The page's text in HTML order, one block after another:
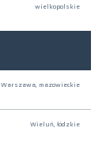
wielkopolskie
Warszawa, mazowieckie
Wieluń, łódzkie